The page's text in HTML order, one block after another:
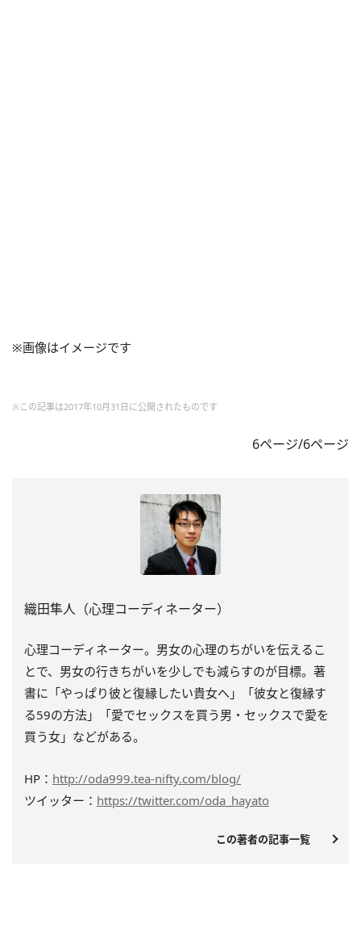
※画像はイメージです
※この記事は2017年10月31日に公開されたものです
6ページ/6ページ
織田隼人（心理コーディネーター）
心理コーディネーター。男女の心理のちがいを伝えるこ
とで、男女の行きちがいを少しでも減らすのが目標。著
書に「やっぱり彼と復縁したい貴女へ」「彼女と復縁す
る59の方法」「愛でセックスを買う男・セックスで愛を
買う女」などがある。
HP： http://oda999.tea-nifty.com/blog/
ツイッター： https://twitter.com/oda_hayato
この著者の記事一覧